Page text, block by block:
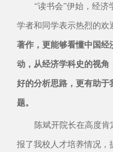
“读书会”伊始，经
学者和同学表示热烈的欢
著作，更能够看懂中国经
动，从经济学科史的视
好的分析思路，更有助
题。
陈斌开院长在高度肯
报了我校人才培养情况，